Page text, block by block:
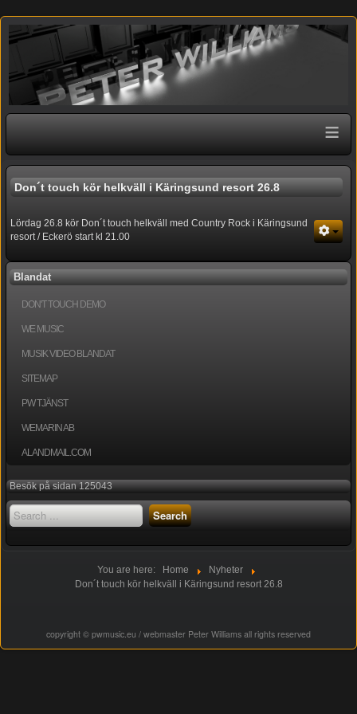
≡
Don´t touch kör helkväll i Käringsund resort 26.8
Lördag 26.8 kör Don´t touch helkväll med Country Rock i Käringsund
resort / Eckerö start kl 21.00
Blandat
DON'T TOUCH DEMO
WE MUSIC
MUSIK VIDEO BLANDAT
SITEMAP
PW TJÄNST
WEMARIN AB
ALANDMAIL.COM
Besök på sidan 125043
Search
...
Search
You are here: Home
Nyheter
Don´t touch kör helkväll i Käringsund resort 26.8
copyright © pwmusic.eu / webmaster Peter Williams all rights reserved